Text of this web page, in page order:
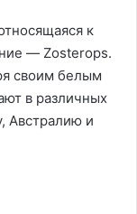
к
— Zosterops.
своим белым
в различных
Австралию и